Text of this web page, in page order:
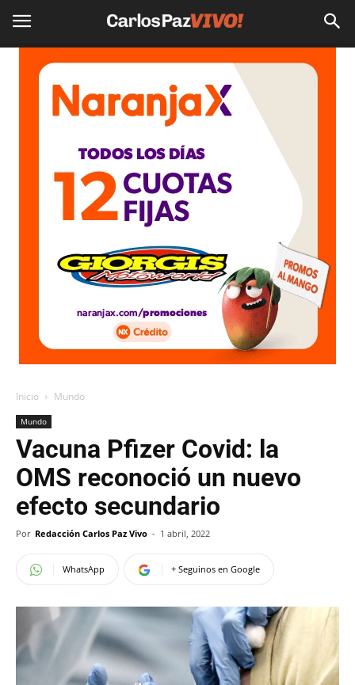
Inicio Mundo
Mundo
Vacuna Pfizer Covid: la
OMS reconoció un nuevo
efecto secundario
Por Redacción Carlos Paz Vivo - 1 abril, 2022
WhatsApp + Seguinos en Google